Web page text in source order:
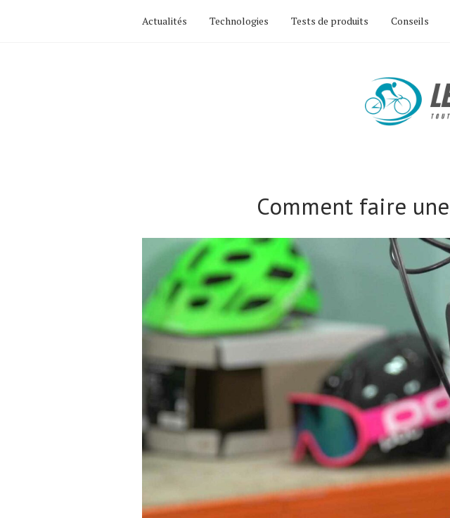
Actualités Technologies Tests de produits Conseils
Comment faire